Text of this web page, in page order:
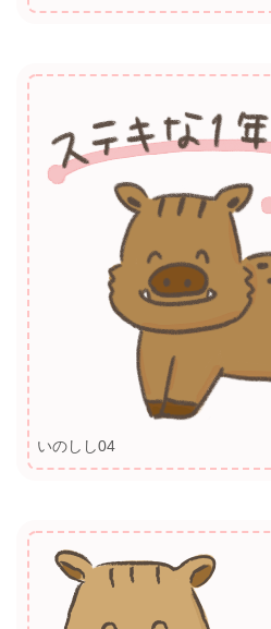
いのしし04